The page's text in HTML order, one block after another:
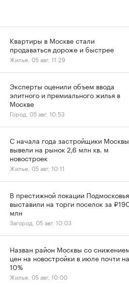
Квартиры в Москве стали
продаваться дороже и быстрее
Жилье, 05 авг, 11:29
Эксперты оценили объем ввода
элитного и премиального жилья в
Москве
Город, 05 авг, 10:53
С начала года застройщики Москвы
вывели на рынок 2,6 млн кв. м
новостроек
Жилье, 05 авг, 10:11
В престижной локации Подмосковья
выставили на торги поселок за
млн
Загород, 05 авг, 10:03
Назван район Москвы со
цен на новостройки в июле почти на
10%
Жилье, 05 авг, 10:00